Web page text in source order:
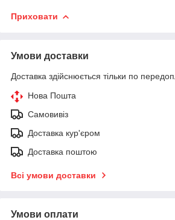
Приховати
Умови доставки
Доставка здійснюється тільки по
Нова Пошта
Самовивіз
Доставка кур'єром
Доставка поштою
Всі умови доставки
Умови оплати